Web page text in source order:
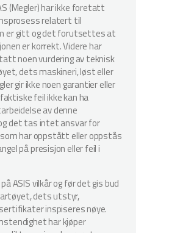
(Megler) har ikke foretatt
relatert til
er gitt og det forutsettes at
er korrekt. Videre har
noen vurdering av teknisk
dets maskineri, løst eller
gir ikke noen garantier eller
feil ikke kan ha
av denne
det tas intet ansvar for
har oppstått eller oppstås
på presisjon eller feil i
ASIS vilkår og før det gis bud
dets utstyr,
inspiseres nøye.
har kjøper